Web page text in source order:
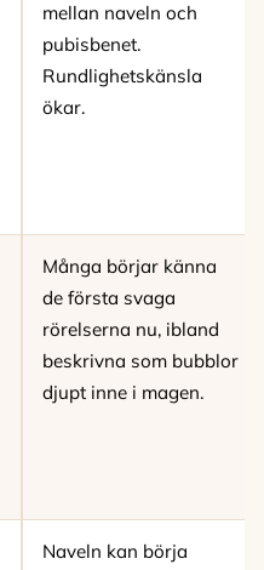
mellan naveln och
pubisbenet.
Rundlighetskänsla
ökar.
Många börjar känna
de första svaga
rörelserna nu, ibland
beskrivna som bubblor
djupt inne i magen.
Naveln kan börja